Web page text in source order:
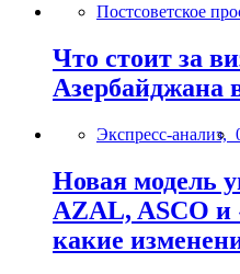
Постсоветское
Что стоит за
Азербайджана
Экспресс-анализ,
Новая модель
AZAL, ASCO и
какие